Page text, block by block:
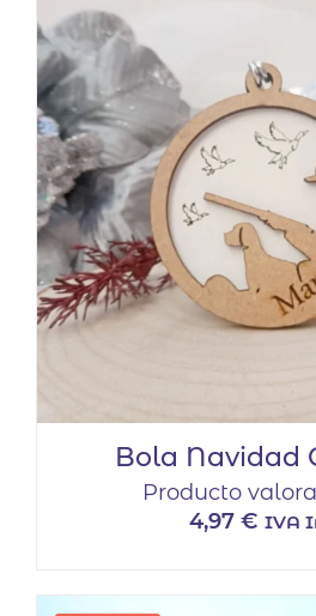
Bola Navidad
Producto
4,97 € IVA